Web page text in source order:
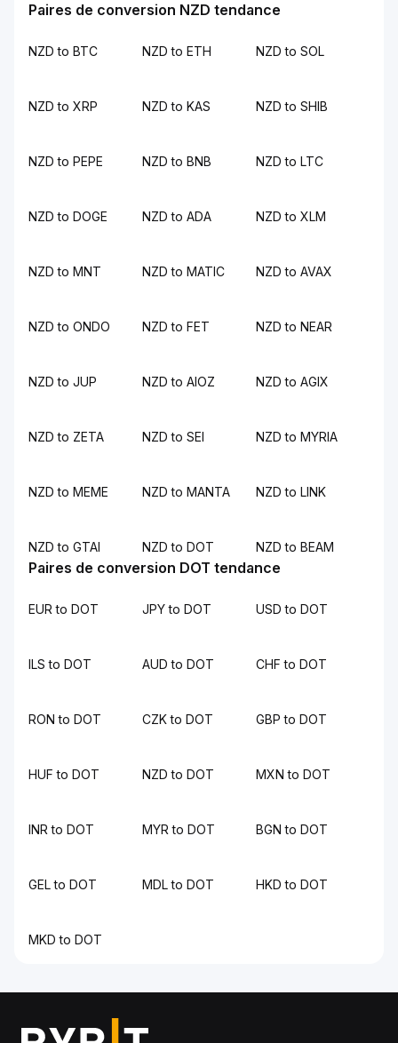
Paires de conversion NZD tendance
NZD to BTC NZD to ETH NZD to SOL
NZD to XRP NZD to KAS NZD to SHIB
NZD to PEPE NZD to BNB NZD to LTC
NZD to DOGE NZD to ADA NZD to XLM
NZD to MNT NZD to MATIC NZD to AVAX
NZD to ONDO NZD to FET NZD to NEAR
NZD to JUP NZD to AIOZ NZD to AGIX
NZD to ZETA NZD to SEI NZD to MYRIA
NZD to MEME NZD to MANTA NZD to LINK
NZD to GTAI NZD to DOT NZD to BEAM
Paires de conversion DOT tendance
EUR to DOT JPY to DOT USD to DOT
ILS to DOT AUD to DOT CHF to DOT
RON to DOT CZK to DOT GBP to DOT
HUF to DOT NZD to DOT MXN to DOT
INR to DOT MYR to DOT BGN to DOT
GEL to DOT MDL to DOT HKD to DOT
MKD to DOT